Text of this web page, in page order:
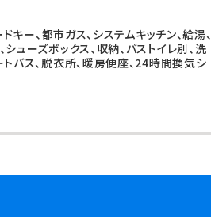
キー、都市ガス、システムキッチン、給湯、
ューズボックス、収納、バストイレ別、洗
トバス、脱衣所、暖房便座、24時間換気シ